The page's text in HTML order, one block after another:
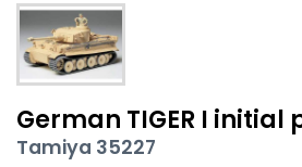
German TIGER I
Tamiya 35227